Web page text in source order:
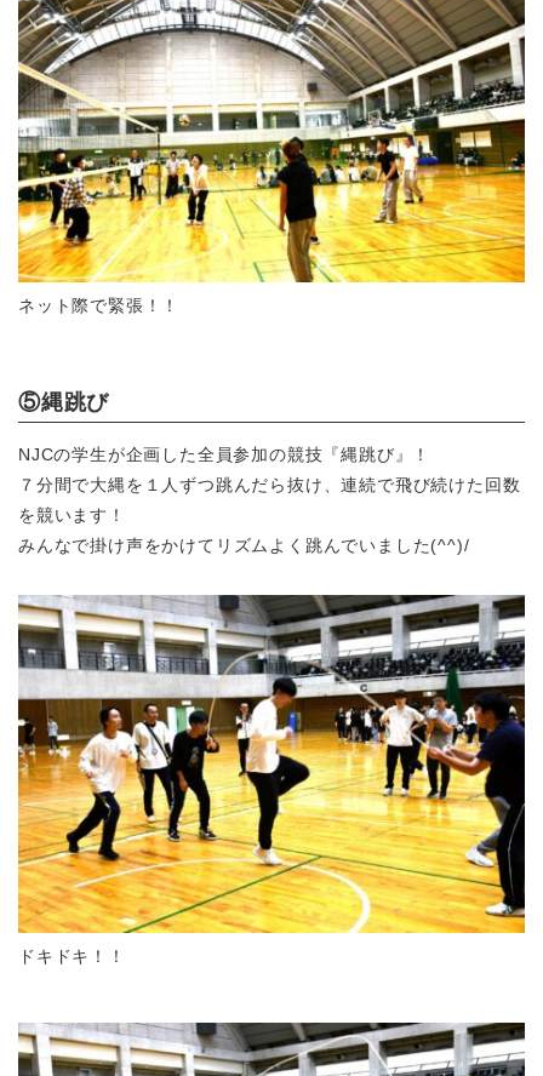
ネット際で緊張！！
⑤縄跳び
NJCの学生が企画した全員参加の競技『縄跳び』！
７分間で大縄を１人ずつ跳んだら抜け、連続で飛び続けた回数
を競います！
みんなで掛け声をかけてリズムよく跳んでいました(^^)/
ドキドキ！！